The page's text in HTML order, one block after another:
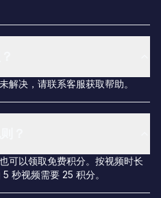
解决，请联系客服获取帮助。
可以领取免费积分。按视频时长
秒视频需要 25 积分。